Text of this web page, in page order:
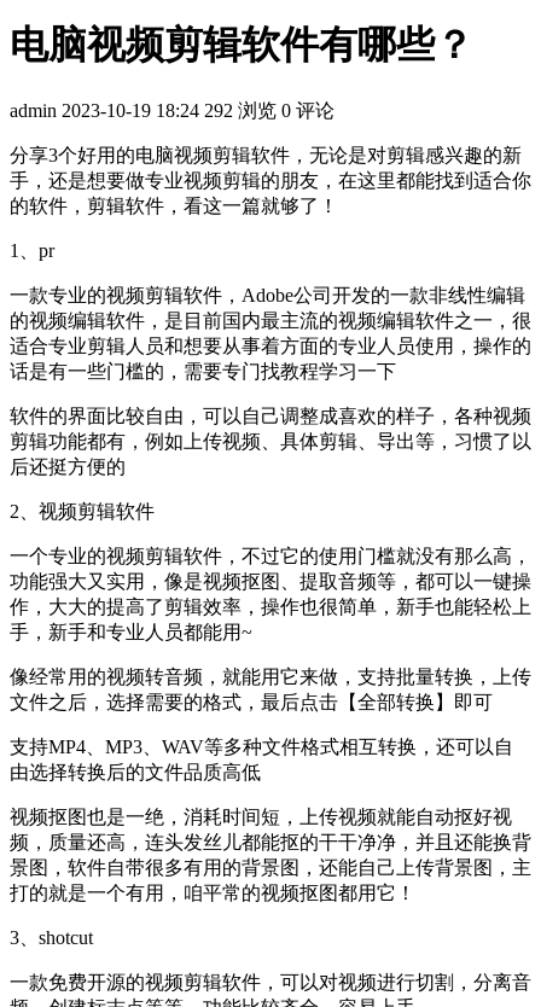
电脑视频剪辑软件有哪些？
admin 2023-10-19 18:24 292 浏览 0 评论
分享3个好用的电脑视频剪辑软件，无论是对剪辑感兴趣的新
手，还是想要做专业视频剪辑的朋友，在这里都能找到适合你
的软件，剪辑软件，看这一篇就够了！
1、pr
一款专业的视频剪辑软件，Adobe公司开发的一款非线性编辑
的视频编辑软件，是目前国内最主流的视频编辑软件之一，很
适合专业剪辑人员和想要从事着方面的专业人员使用，操作的
话是有一些门槛的，需要专门找教程学习一下
软件的界面比较自由，可以自己调整成喜欢的样子，各种视频
剪辑功能都有，例如上传视频、具体剪辑、导出等，习惯了以
后还挺方便的
2、视频剪辑软件
一个专业的视频剪辑软件，不过它的使用门槛就没有那么高，
功能强大又实用，像是视频抠图、提取音频等，都可以一键操
作，大大的提高了剪辑效率，操作也很简单，新手也能轻松上
手，新手和专业人员都能用~
像经常用的视频转音频，就能用它来做，支持批量转换，上传
文件之后，选择需要的格式，最后点击【全部转换】即可
支持MP4、MP3、WAV等多种文件格式相互转换，还可以自
由选择转换后的文件品质高低
视频抠图也是一绝，消耗时间短，上传视频就能自动抠好视
频，质量还高，连头发丝儿都能抠的干干净净，并且还能换背
景图，软件自带很多有用的背景图，还能自己上传背景图，主
打的就是一个有用，咱平常的视频抠图都用它！
3、shotcut
一款免费开源的视频剪辑软件，可以对视频进行切割，分离音